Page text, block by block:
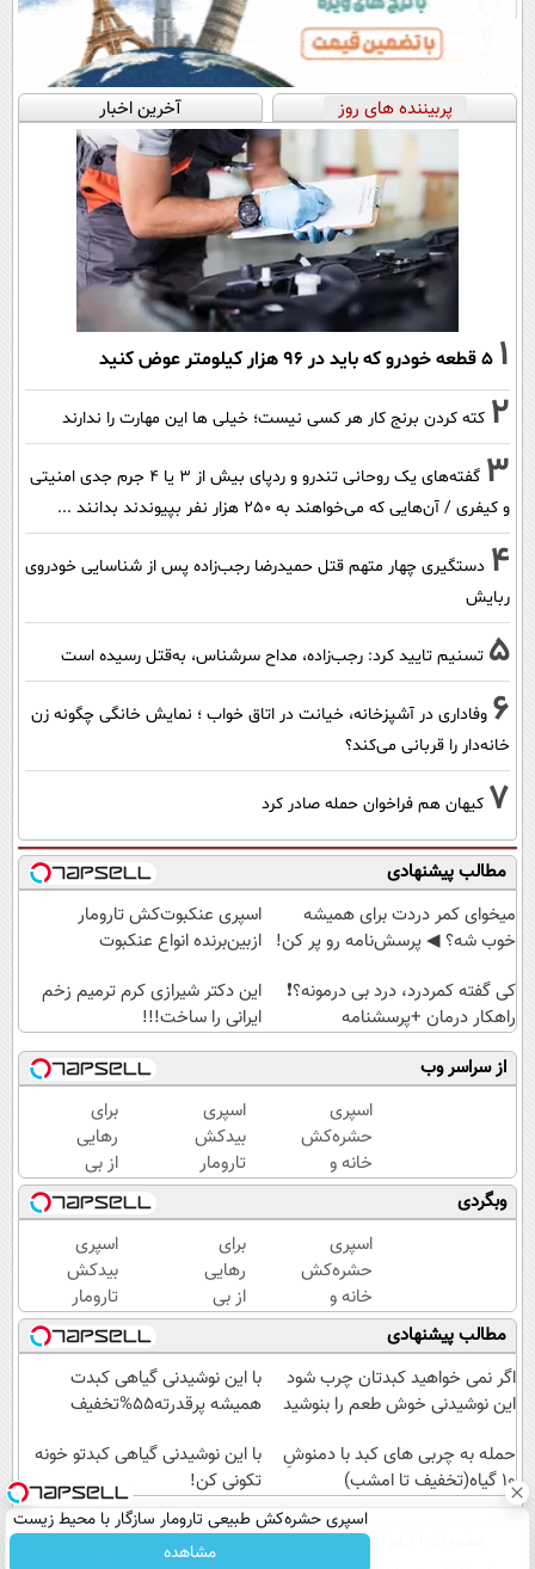
پربیننده های روز آخرین اخبار
1 ۵ قطعه خودرو که باید در ۹۶ هزار کیلومتر عوض کنید
2 کته کردن برنج کار هر کسی نیست؛ خیلی ها این مهارت را ندارند
3
گفته‌های یک روحانی تندرو و ردپای بیش از ۳ یا ۴ جرم جدی امنیتی
و کیفری / آن‌هایی که می‌خواهند به ۲۵۰ هزار نفر بپیوندند بدانند ...
4 دستگیری چهار متهم قتل حمیدرضا رجب‌زاده پس از شناسایی خودروی
ربایش
5 تسنیم تایید کرد: رجب‌زاده، مداح سرشناس، به‌قتل رسیده است
6 وفاداری در آشپزخانه، خیانت در اتاق خواب ؛ نمایش خانگی چگونه زن
خانه‌دار را قربانی می‌کند؟
7 کیهان هم فراخوان حمله صادر کرد
مطالب پیشنهادی
میخوای کمر دردت برای همیشه
خوب شه؟ ◀ پرسش‌نامه رو پر کن!
اسپری عنکبوت‌‌کش تارومار
ازبین‌برنده انواع عنکبوت
کی گفته کمردرد، درد بی درمونه؟❗
راهکار درمان +پرسشنامه
این دکتر شیرازی کرم ترمیم زخم
ایرانی را ساخت!!!
از سراسر وب
اسپری
حشره‌کش
خانه و
گیاهان
خانگی،
نابودکننده
انواع
حشرات
خانگی و
آفات
اسپری
بیدکش
تارومار
با
اثرفوری
،
محافظ
لباس
در
مقابل
بید
برای
رهایی
از بی
پولی
دیدن
همین
دوره
رایگان
کافیه!
(شمارتو
وارد
کن)
وبگردی
اسپری
حشره‌کش
خانه و
گیاهان
خانگی،
نابودکننده
انواع
خانگی و
آفات
برای
رهایی
از بی
پولی
دیدن
همین
دوره
کافیه!
(شمارتو
وارد
کن)
اسپری
بیدکش
تارومار
با
اثرفوری
،
محافظ
در
مقابل
بید
مطالب پیشنهادی
اگر نمی خواهید کبدتان چرب شود
این نوشیدنی خوش طعم را بنوشید
با این نوشیدنی گیاهی کبدت
همیشه پرقدرته55%تخفیف
حمله به چربی های کبد با دمنوشِ
10 گیاه(تخفیف تا امشب)
با این نوشیدنی گیاهی کبدتو خونه
تکونی کن!
اسپری حشره‌کش طبیعی تارومار سازگار با محیط زیست
و با محافظت طبیعی
مشاهده عصر ایران۲ تماس با ما